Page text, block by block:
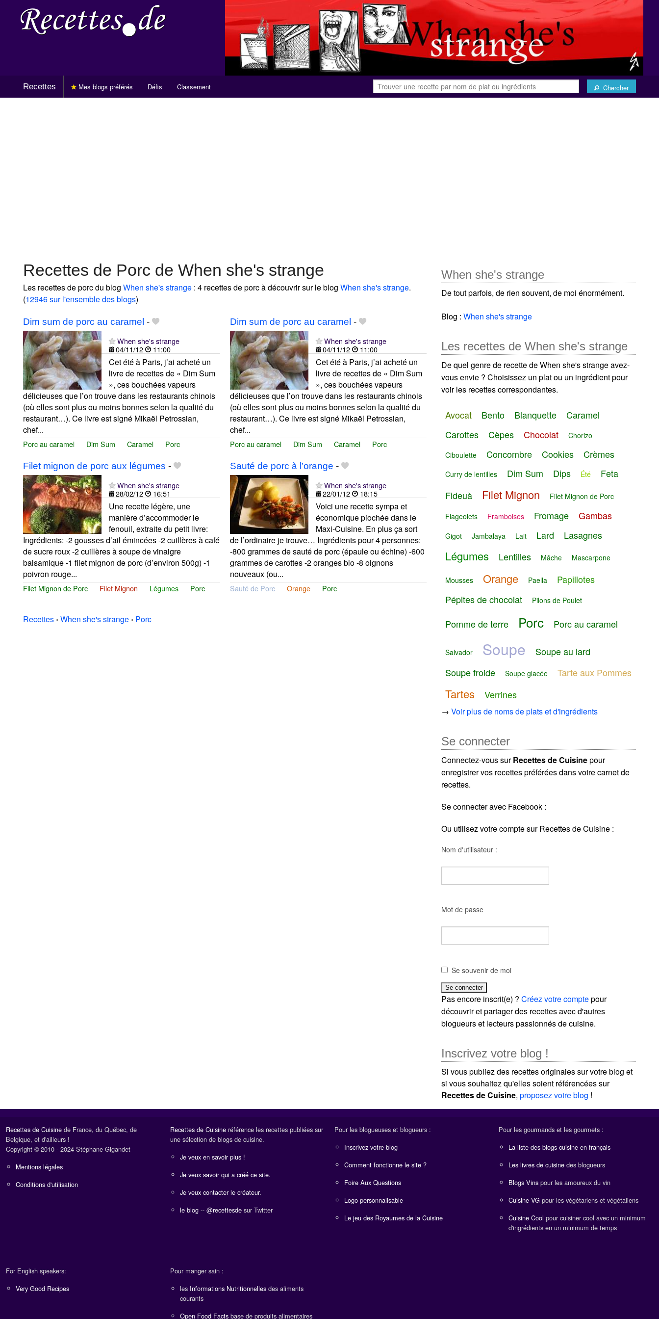
Recettes Chercher
Mes blogs préférés Défis Classement
Recettes de Porc de When she's strange
Les recettes de porc du blog When she's strange : 4 recettes de porc à découvrir sur le blog When she's strange.
(12946 sur l'ensemble des blogs)
Dim sum de porc au caramel -
When she's strange
04/11/12
11:00
Cet été à Paris, j’ai acheté un
livre de recettes de « Dim Sum
», ces bouchées vapeurs
délicieuses que l’on trouve dans les restaurants chinois
(où elles sont plus ou moins bonnes selon la qualité du
restaurant…). Ce livre est signé Mikaël Petrossian,
chef...
Porc au caramel Dim Sum Caramel Porc
Dim sum de porc au caramel -
When she's strange
04/11/12
11:00
Cet été à Paris, j’ai acheté un
livre de recettes de « Dim Sum
», ces bouchées vapeurs
délicieuses que l’on trouve dans les restaurants chinois
(où elles sont plus ou moins bonnes selon la qualité du
restaurant…). Ce livre est signé Mikaël Petrossian,
chef...
Porc au caramel Dim Sum Caramel Porc
Filet mignon de porc aux légumes -
When she's strange
28/02/12
16:51
Une recette légère, une
manière d’accommoder le
fenouil, extraite du petit livre:
Ingrédients: -2 gousses d’ail émincées -2 cuillères à café
de sucre roux -2 cuillères à soupe de vinaigre
balsamique -1 filet mignon de porc (d’environ 500g) -1
poivron rouge...
Filet Mignon de Porc Filet Mignon Légumes Porc
Sauté de porc à l’orange -
When she's strange
22/01/12
18:15
Voici une recette sympa et
économique piochée dans le
Maxi-Cuisine. En plus ça sort
de l’ordinaire je trouve… Ingrédients pour 4 personnes:
-800 grammes de sauté de porc (épaule ou échine) -600
grammes de carottes -2 oranges bio -8 oignons
nouveaux (ou...
Sauté de Porc Orange Porc
Recettes › When she's strange › Porc
When she's strange
De tout parfois, de rien souvent, de moi énormément.
Blog :When she's strange
Les recettes de When she's strange
De quel genre de recette de When she's strange avez-
vous envie ? Choisissez un plat ou un ingrédient pour
voir les recettes correspondantes.
Avocat Bento Blanquette
Caramel
Carottes
Cèpes Chocolat
Chorizo
Ciboulette
Concombre Cookies Crèmes
Curry de lentilles Dim Sum Dips Été
Feta
Fideuà
Filet Mignon Filet Mignon de Porc
Flageolets Framboises Fromage Gambas
Gigot Jambalaya Lait Lard Lasagnes
Légumes Lentilles Mâche Mascarpone
Mousses Orange Paella
Papillotes
Pépites de chocolat
Pilons de Poulet
Pomme de terre Porc Porc au caramel
Salvador Soupe
Soupe au lard
Soupe froide
Soupe glacée Tarte aux Pommes
Tartes Verrines
→Voir plus de noms de plats et d'ingrédients
Se connecter
Connectez-vous surRecettes de Cuisinepour
enregistrer vos recettes préférées dans votre carnet de
recettes.
Se connecter avec Facebook :
Ou utilisez votre compte sur Recettes de Cuisine :
Nom d'utilisateur :
Mot de passe
Se souvenir de moi
Pas encore inscrit(e) ?Créez votre comptepour
découvrir et partager des recettes avec d'autres
blogueurs et lecteurs passionnés de cuisine.
Inscrivez votre blog !
Si vous publiez des recettes originales sur votre blog et
si vous souhaitez qu'elles soient référencées sur
Recettes de Cuisine,proposez votre blog !
Recettes de Cuisine de France, du Québec, de
Belgique, et d'ailleurs !
Copyright © 2010 - 2024 Stéphane Gigandet
Mentions légales
Conditions d'utilisation
Recettes de Cuisine référence les recettes publiées sur
une sélection de blogs de cuisine.
Je veux en savoir plus !
Je veux savoir qui a créé ce site.
Je veux contacter le créateur.
le blog -- @recettesde sur Twitter
Pour les blogueuses et blogueurs :
Inscrivez votre blog
Comment fonctionne le site ?
Foire Aux Questions
Logo personnalisable
Le jeu des Royaumes de la Cuisine
Pour les gourmands et les gourmets :
La liste des blogs cuisine en français
Les livres de cuisine des blogueurs
Blogs Vins pour les amoureux du vin
Cuisine VG pour les végétariens et végétaliens
Cuisine Cool pour cuisiner cool avec un minimum
d'ingrédients en un minimum de temps
For English speakers:
Very Good Recipes
Pour manger sain :
les Informations Nutritionnelles des aliments
courants
Open Food Facts base de produits alimentaires